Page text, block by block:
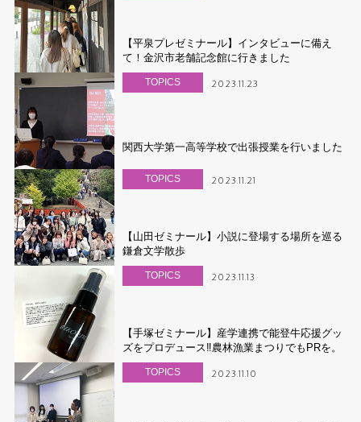
【平泉プレゼミナール】インタビューに備え
て！金沢市老舗記念館に行きました
TOPICS 2023.11.23
関西大学第一高等学校で出張授業を行いました
TOPICS 2023.11.21
【山田ゼミナール】小説に登場する場所を巡る
鎌倉文学散歩
TOPICS 2023.11.13
【手塚ゼミナール】産学連携で能登牛応援グッ
ズをプロデュース‼農林漁業まつりでもPRを。
TOPICS 2023.11.10